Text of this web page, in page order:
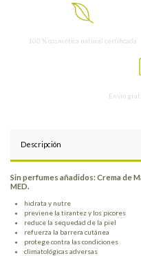
100 % cosmética natural certificada
Envío
Descripción
Sin perfumes añadidos: Crema de
MED.
hidrata y nutre
previene la tirantez y los picores
reduce la sequedad de la piel
refuerza la barrera cutánea
protege contra las condiciones
climatológicas adversas